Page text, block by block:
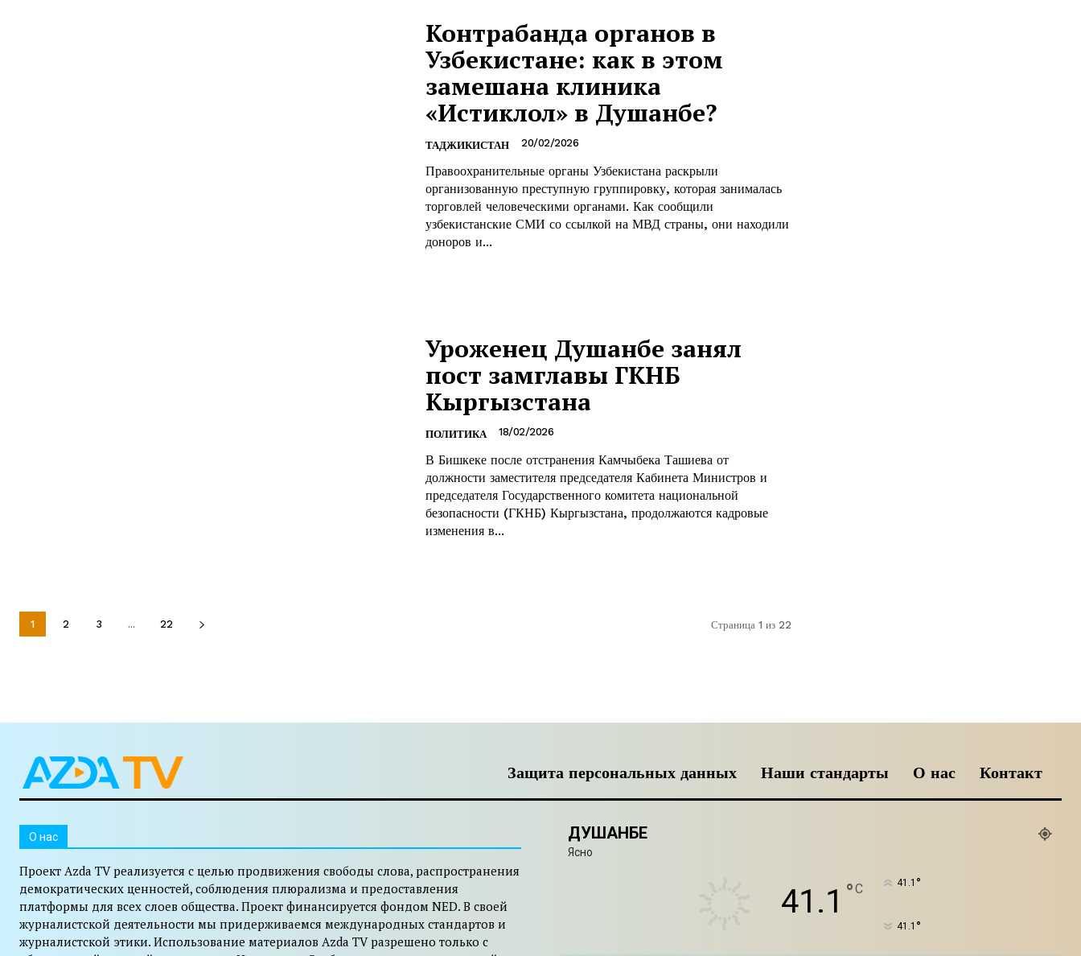
Контрабанда органов в
Узбекистане: как в этом
замешана клиника
«Истиклол» в Душанбе?
ТАДЖИКИСТАН 20/02/2026
Правоохранительные органы Узбекистана раскрыли
организованную преступную группировку, которая занималась
торговлей человеческими органами. Как сообщили
узбекистанские СМИ со ссылкой на МВД страны, они находили
доноров и...
Уроженец Душанбе занял
пост замглавы ГКНБ
Кыргызстана
ПОЛИТИКА 18/02/2026
В Бишкеке после отстранения Камчыбека Ташиева от
должности заместителя председателя Кабинета Министров и
председателя Государственного комитета национальной
безопасности (ГКНБ) Кыргызстана, продолжаются кадровые
изменения в...
1 2 3 ... 22 Страница 1 из 22
Защита персональных данных Наши стандарты О нас Контакт
O нас
Проект Azda TV реализуется с целью продвижения свободы слова, распространения
демократических ценностей, соблюдения плюрализма и предоставления
платформы для всех слоев общества. Проект финансируется фондом NED. В своей
журналистской деятельности мы придерживаемся международных стандартов и
журналистской этики. Использование материалов Azda TV разрешено только с
ДУШАНБЕ
Ясно
41.1 °C 41.1 °
41.1 °